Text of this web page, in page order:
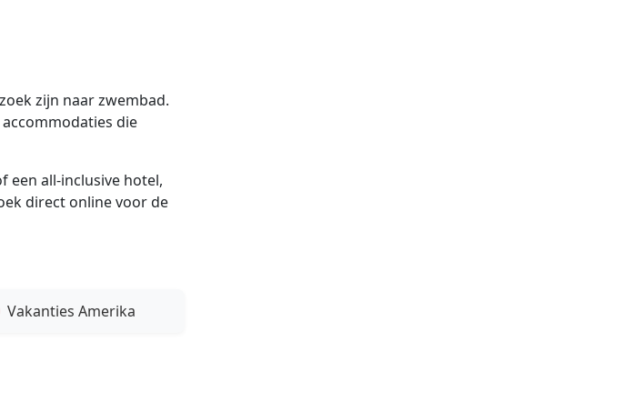
zijn naar zwembad.
accommodaties die
een all-inclusive hotel,
direct online voor de
Vakanties Amerika